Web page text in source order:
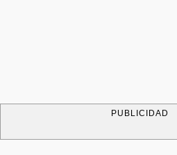
PUBLICIDAD